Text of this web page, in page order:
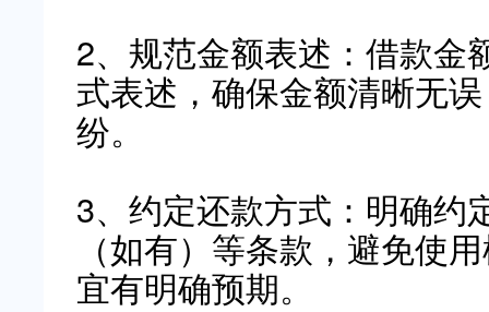
2、规范金额表述：借款金
式表述，确保金额清晰无
纷。
3、约定还款方式：明确约
（如有）等条款，避免使
宜有明确预期。